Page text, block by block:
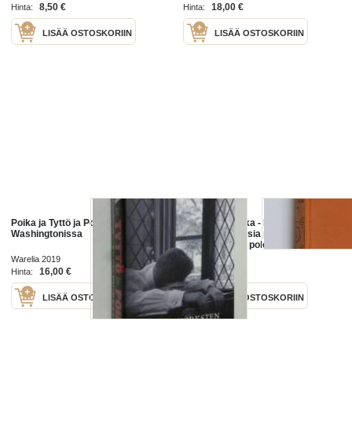
Hinta:
8,50 €
LISÄÄ OSTOSKORIIN
Hinta:
18,00 €
LISÄÄ OSTOSKORIIN
Poika ja Tyttö ja Poika
Washingtonissa
Warelia 2019
Hinta:
16,00 €
LISÄÄ OSTOSKORIIN
Karuliinan poika - I.
Katajamäkeläisia perjantai-iltoja ;
Synnynnäinen polevikki (Karuliinan
poika II)
WSOY 1925
Hinta:
60,00 €
LISÄÄ OSTOSKORIIN